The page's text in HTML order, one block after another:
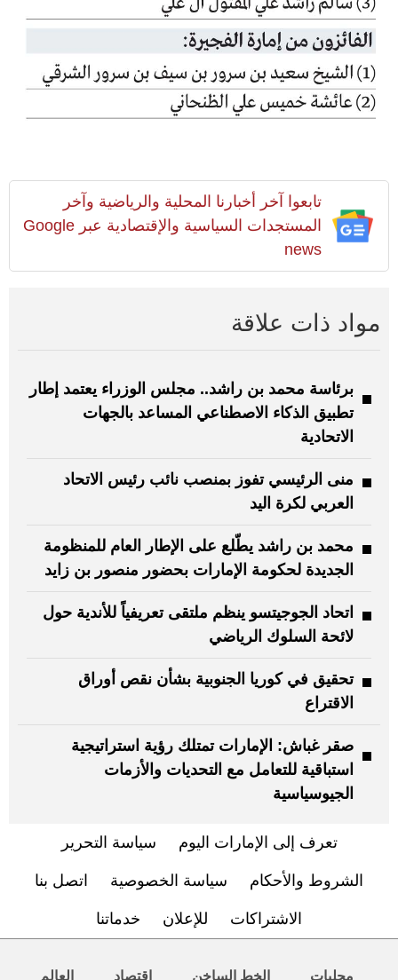
تابعوا آخر أخبارنا المحلية والرياضية وآخر
المستجدات السياسية والإقتصادية عبر Google
news
مواد ذات علاقة
برئاسة محمد بن راشد.. مجلس الوزراء يعتمد إطار
تطبيق الذكاء الاصطناعي المساعد بالجهات
الاتحادية
منى الرئيسي تفوز بمنصب نائب رئيس الاتحاد
العربي لكرة اليد
محمد بن راشد يطّلع على الإطار العام للمنظومة
الجديدة لحكومة الإمارات بحضور منصور بن زايد
اتحاد الجوجيتسو ينظم ملتقى تعريفياً للأندية حول
لائحة السلوك الرياضي
تحقيق في كوريا الجنوبية بشأن نقص أوراق
الاقتراع
صقر غباش: الإمارات تمتلك رؤية استراتيجية
استباقية للتعامل مع التحديات والأزمات
الجيوسياسية
تعرف إلى الإمارات اليوم سياسة التحرير
الشروط والأحكام سياسة الخصوصية اتصل بنا
الاشتراكات للإعلان خدماتنا
محليات الخط الساخن اقتصاد العالم